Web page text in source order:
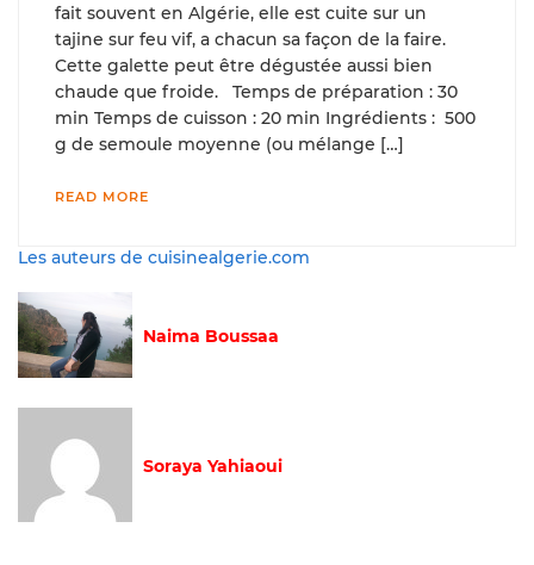
fait souvent en Algérie, elle est cuite sur un
tajine sur feu vif, a chacun sa façon de la faire.
Cette galette peut être dégustée aussi bien
chaude que froide. Temps de préparation : 30
min Temps de cuisson : 20 min Ingrédients : 500
g de semoule moyenne (ou mélange […]
READ MORE
Les auteurs de cuisinealgerie.com
Naima Boussaa
Soraya Yahiaoui